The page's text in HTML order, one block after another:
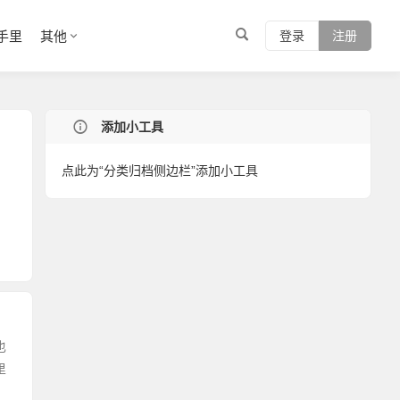
登录 注册
里 其他
添加小工具
点此为“分类归档侧边栏”添加小工具